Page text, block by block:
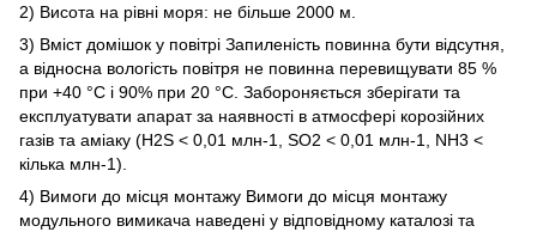
2) Висота на рівні моря: не більше 2000 м.
3) Вміст домішок у повітрі Запиленість повинна бути відсутня,
а відносна вологість повітря не повинна перевищувати 85 %
при +40 °C і 90% при 20 °C. Забороняється зберігати та
експлуатувати апарат за наявності в атмосфері корозійних
газів та аміаку (H2S < 0,01 млн-1, SO2 < 0,01 млн-1, NH3 <
кілька млн-1).
4) Вимоги до місця монтажу Вимоги до місця монтажу
модульного вимикача наведені у відповідному каталозі та